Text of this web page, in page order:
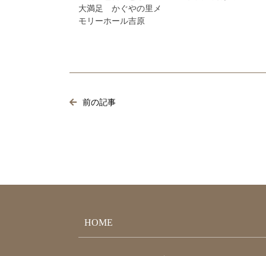
大満足 かぐやの里メ
モリーホール吉原
前の記事
HOME